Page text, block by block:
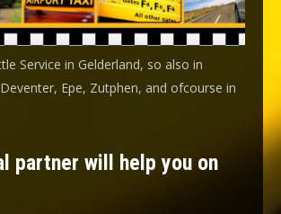
Service in Gelderland, so also in
Epe, Zutphen, and ofcourse in
partner will help you on